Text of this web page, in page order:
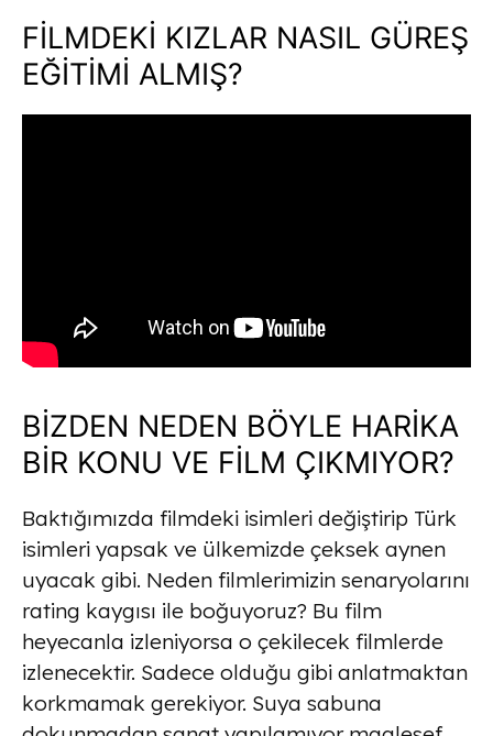
FİLMDEKİ KIZLAR NASIL GÜREŞ
EĞİTİMİ ALMIŞ?
BİZDEN NEDEN BÖYLE HARİKA
BİR KONU VE FİLM ÇIKMIYOR?
Baktığımızda filmdeki isimleri değiştirip Türk
isimleri yapsak ve ülkemizde çeksek aynen
uyacak gibi. Neden filmlerimizin senaryolarını
rating kaygısı ile boğuyoruz? Bu film
heyecanla izleniyorsa o çekilecek filmlerde
izlenecektir. Sadece olduğu gibi anlatmaktan
korkmamak gerekiyor. Suya sabuna